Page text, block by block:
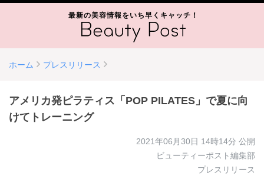
最新の美容情報をいち早くキャッチ！
ホーム プレスリリース
アメリカ発ピラティス「POP PILATES」で夏に向
けてトレーニング
2021年06月30日 14時14分 公開
ビューティーポスト編集部
プレスリリース